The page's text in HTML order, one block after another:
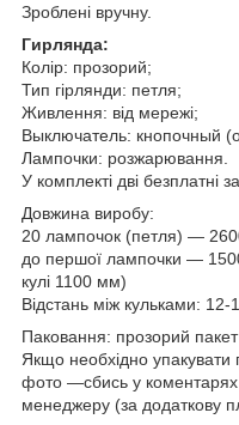
Зроблені вручну.
Гирлянда:
Колір: прозорий;
Тип гірлянди: петля;
Живлення: від мережі;
Выключатель: кнопочный
Лампочки: розжарювання.
У комплекті дві безплатні
Довжина виробу:
20 лампочок (петля) —
до першої лампочки —
кулі 1100 мм)
Відстань між кульками: 12-
Паковання: прозорий
Якщо необхідно упакувати
фото —сбись у
менеджеру (за додаткову